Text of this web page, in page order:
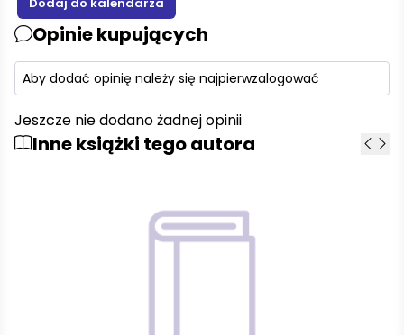
Opinie kupujących
Aby dodać opinię należy się najpierwzalogować
Jeszcze nie dodano żadnej opinii
Inne książki tego autora